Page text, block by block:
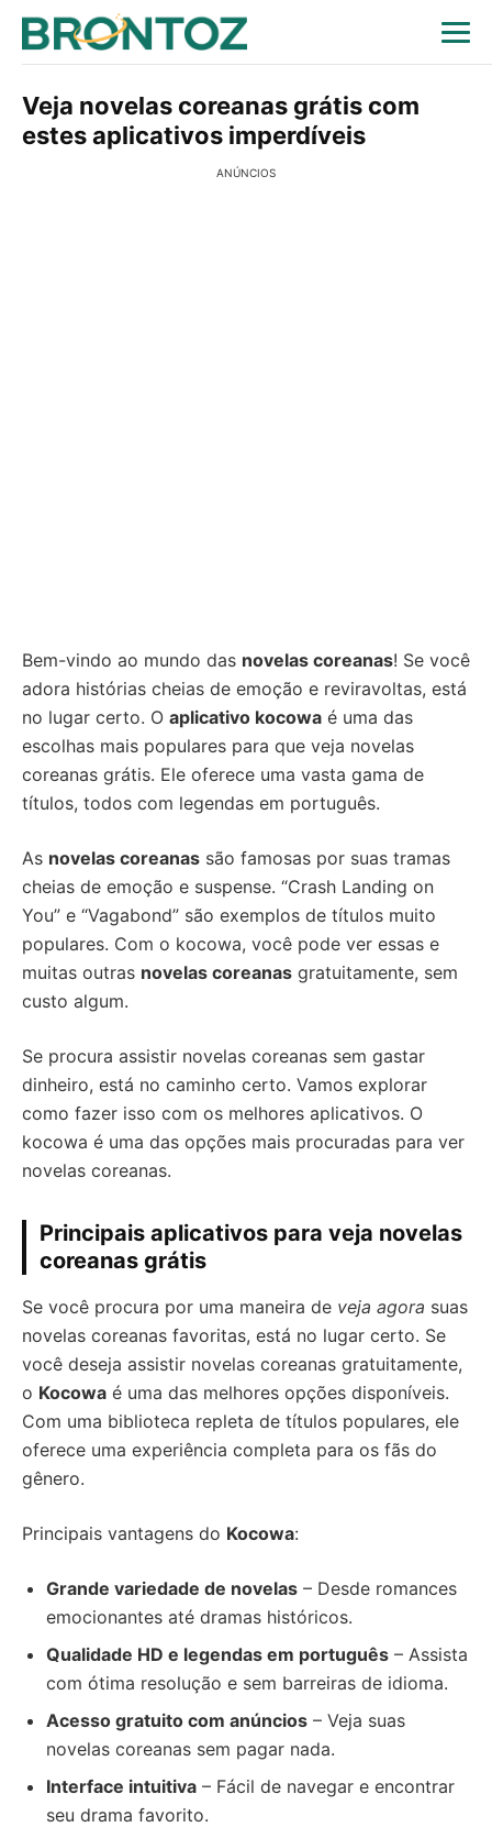
Veja novelas coreanas grátis com
estes aplicativos imperdíveis
ANÚNCIOS
Bem-vindo ao mundo das novelas coreanas! Se você
adora histórias cheias de emoção e reviravoltas, está
no lugar certo. O aplicativo kocowa é uma das
escolhas mais populares para que veja novelas
coreanas grátis. Ele oferece uma vasta gama de
títulos, todos com legendas em português.
As novelas coreanas são famosas por suas tramas
cheias de emoção e suspense. “Crash Landing on
You” e “Vagabond” são exemplos de títulos muito
populares. Com o kocowa, você pode ver essas e
muitas outras novelas coreanas gratuitamente, sem
custo algum.
Se procura assistir novelas coreanas sem gastar
dinheiro, está no caminho certo. Vamos explorar
como fazer isso com os melhores aplicativos. O
kocowa é uma das opções mais procuradas para ver
novelas coreanas.
Principais aplicativos para veja novelas
coreanas grátis
Se você procura por uma maneira de veja agora suas
novelas coreanas favoritas, está no lugar certo. Se
você deseja assistir novelas coreanas gratuitamente,
o Kocowa é uma das melhores opções disponíveis.
Com uma biblioteca repleta de títulos populares, ele
oferece uma experiência completa para os fãs do
gênero.
Principais vantagens do Kocowa:
Grande variedade de novelas – Desde romances
emocionantes até dramas históricos.
Qualidade HD e legendas em português – Assista
com ótima resolução e sem barreiras de idioma.
Acesso gratuito com anúncios – Veja suas
novelas coreanas sem pagar nada.
Interface intuitiva – Fácil de navegar e encontrar
seu drama favorito.